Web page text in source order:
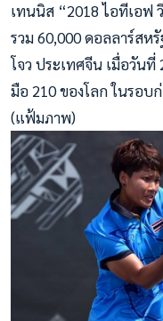
เทนนิส “2018 ไอทีเอฟ
รวม 60,000 ดอลลาร์สห
โจว ประเทศจีน เมื่อวัน
มือ 210 ของโลก ในรอบ
(แฟ้มภาพ)